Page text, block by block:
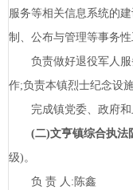
服务等相关信息系统的
制、公布与管理等事务性
负责做好退役军人服
作;负责本镇烈士纪念设
完成镇党委、政府和
(二)文亨镇综合执法
级)。
负 责 人:陈鑫